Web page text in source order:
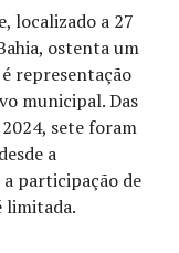
localizado a 27
ostenta um
representação
municipal. Das
sete foram
a
participação de
limitada.